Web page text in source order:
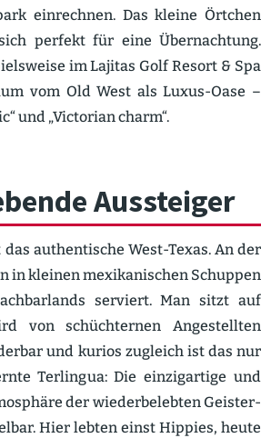
einrechnen. Das kleine Örtchen
perfekt für eine Übernachtung.
im Lajitas Golf Resort & Spa
vom Old West als Luxus-Oase –
und „Victorian charm“.
Aussteiger
authen­tische West-Texas. An der
in kleinen mexika­ni­schen Schuppen
serviert. Man sitzt auf
von schüch­ternen Angestellten
und kurios zugleich ist das nur
Terlingua: Die einzig­artige und
der wieder­be­lebten Geister­
Hier lebten einst Hippies, heute